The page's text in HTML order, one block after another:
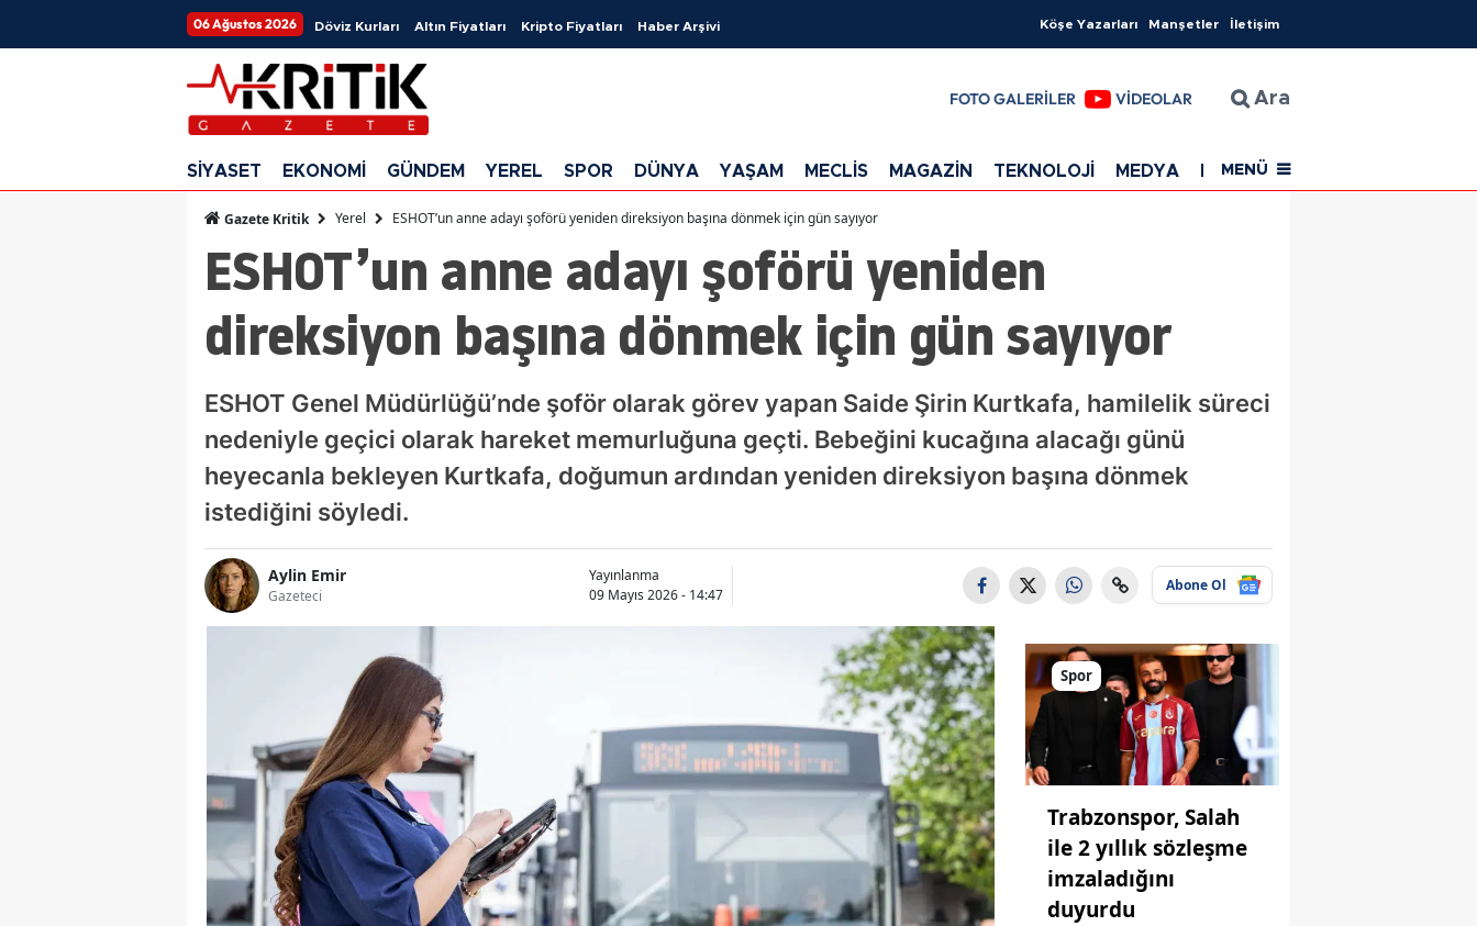
06 Ağustos 2026 Döviz Kurları Altın Fiyatları Kripto Fiyatları Haber Arşivi Köşe Yazarları Manşetler İletişim
FOTO GALERİLER VİDEOLAR Ara
SİYASET EKONOMİ GÜNDEM YEREL SPOR DÜNYA YAŞAM MECLİS MAGAZİN TEKNOLOJİ MEDYA EĞİTİM SAĞLIK
MENÜ
Gazete Kritik Yerel ESHOT’un anne adayı şoförü yeniden direksiyon başına dönmek için gün sayıyor
ESHOT’un anne adayı şoförü yeniden
direksiyon başına dönmek için gün sayıyor
ESHOT Genel Müdürlüğü’nde şoför olarak görev yapan Saide Şirin Kurtkafa, hamilelik süreci
nedeniyle geçici olarak hareket memurluğuna geçti. Bebeğini kucağına alacağı günü
heyecanla bekleyen Kurtkafa, doğumun ardından yeniden direksiyon başına dönmek
istediğini söyledi.
Aylin Emir
Gazeteci
Yayınlanma
09 Mayıs 2026 - 14:47
Abone Ol
Spor
Trabzonspor, Salah
ile 2 yıllık sözleşme
imzaladığını
duyurdu